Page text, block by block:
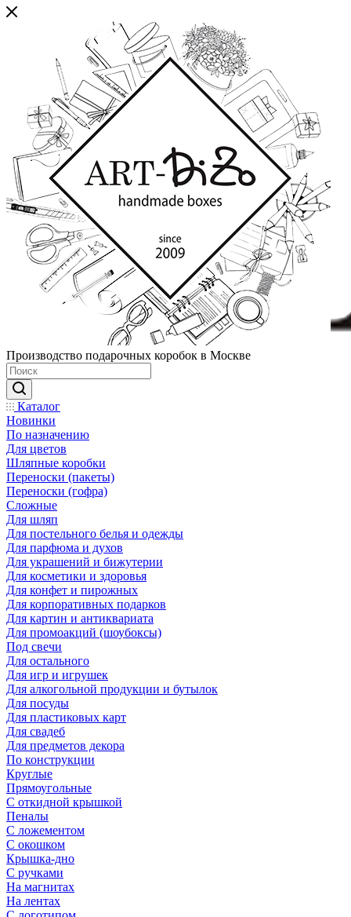
Производство подарочных коробок в Москве
Каталог
Новинки
По назначению
Для цветов
Шляпные коробки
Переноски (пакеты)
Переноски (гофра)
Сложные
Для шляп
Для постельного белья и одежды
Для парфюма и духов
Для украшений и бижутерии
Для косметики и здоровья
Для конфет и пирожных
Для корпоративных подарков
Для картин и антиквариата
Для промоакций (шоубоксы)
Под свечи
Для остального
Для игр и игрушек
Для алкогольной продукции и бутылок
Для посуды
Для пластиковых карт
Для свадеб
Для предметов декора
По конструкции
Круглые
Прямоугольные
С откидной крышкой
Пеналы
С ложементом
С окошком
Крышка-дно
С ручками
На магнитах
На лентах